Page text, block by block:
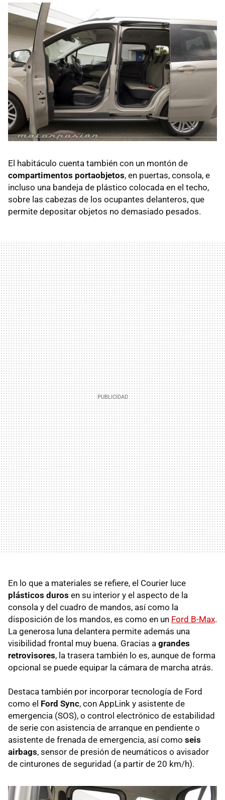
El habitáculo cuenta también con un montón de
compartimentos portaobjetos, en puertas, consola, e
incluso una bandeja de plástico colocada en el techo,
sobre las cabezas de los ocupantes delanteros, que
permite depositar objetos no demasiado pesados.
En lo que a materiales se refiere, el Courier luce
plásticos duros en su interior y el aspecto de la
consola y del cuadro de mandos, así como la
disposición de los mandos, es como en un Ford B-Max.
La generosa luna delantera permite además una
visibilidad frontal muy buena. Gracias a grandes
retrovisores, la trasera también lo es, aunque de forma
opcional se puede equipar la cámara de marcha atrás.
Destaca también por incorporar tecnología de Ford
como el Ford Sync, con AppLink y asistente de
emergencia (SOS), o control electrónico de estabilidad
de serie con asistencia de arranque en pendiente o
asistente de frenada de emergencia, así como seis
airbags, sensor de presión de neumáticos o avisador
de cinturones de seguridad (a partir de 20 km/h).